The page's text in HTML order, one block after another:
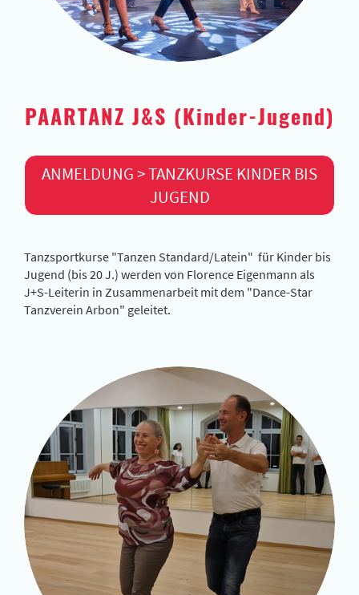
PAARTANZ J&S (Kinder-Jugend)
ANMELDUNG > TANZKURSE KINDER BIS
JUGEND
Tanzsportkurse "Tanzen Standard/Latein" für Kinder bis
Jugend (bis 20 J.) werden von Florence Eigenmann als
J+S-Leiterin in Zusammenarbeit mit dem "Dance-Star
Tanzverein Arbon" geleitet.